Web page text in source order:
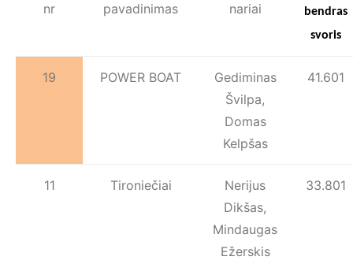
nr
pavadinimas
nariai
bendras
svoris
19 POWER BOAT
Gediminas
Švilpa,
Domas
Kelpšas
41.601
11 Tironiečiai
Nerijus
Dikšas,
Mindaugas
Ežerskis
33.801